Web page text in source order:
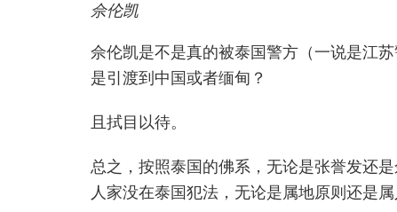
佘伦凯
佘伦凯是不是真的被泰国警方（一说是江
是引渡到中国或者缅甸？
且拭目以待。
总之，按照泰国的佛系，无论是张誉发还
人家没在泰国犯法，无论是属地原则还是